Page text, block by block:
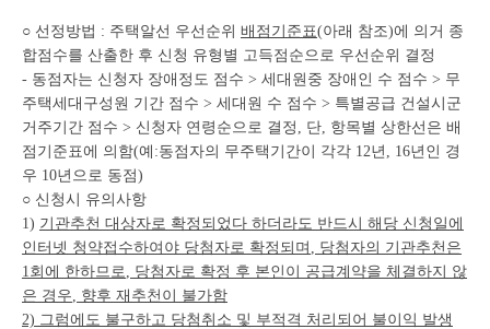
○ 선정방법 : 주택알선 우선순위 배점기준표(아래 참조)에 의거 종
합점수를 산출한 후 신청 유형별 고득점순으로 우선순위 결정
- 동점자는 신청자 장애정도 점수 > 세대원중 장애인 수 점수 > 무
주택세대구성원 기간 점수 > 세대원 수 점수 > 특별공급 건설시군
거주기간 점수 > 신청자 연령순으로 결정, 단, 항목별 상한선은 배
점기준표에 의함(예:동점자의 무주택기간이 각각 12년, 16년인 경
우 10년으로 동점)
○ 신청시 유의사항
1) 기관추천 대상자로 확정되었다 하더라도 반드시 해당 신청일에
인터넷 청약접수하여야 당첨자로 확정되며 , 당첨자의 기관추천은
1회에 한하므로, 당첨자로 확정 후 본인 이 공급계약을 체결하지 않
은 경우, 향후 재추천이 불가함
2) 그럼에도 불구하고 당첨취소 및 부적격 처리되어 불이익 발생